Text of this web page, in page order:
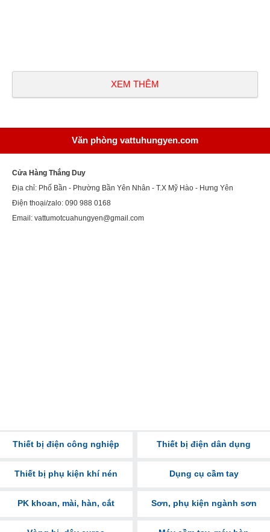
XEM THÊM
Văn phòng vattuhungyen.com
Cửa Hàng Thắng Duy
Địa chỉ: Phố Bần - Phường Bần Yên Nhân - T.X Mỹ Hào - Hưng Yên
Điện thoại/zalo: 090 988 0168
Email: vattumotcuahungyen@gmail.com
Thiết bị điện công nghiệp Thiết bị điện dân dụng
Thiết bị phụ kiện khí nén Dụng cụ cầm tay
PK khoan, mài, hàn, cắt Sơn, phụ kiện ngành sơn